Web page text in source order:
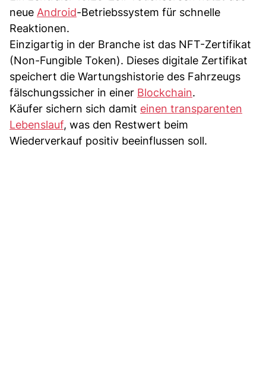
neue Android-Betriebssystem für schnelle
Reaktionen.
Einzigartig in der Branche ist das NFT-Zertifikat
(Non-Fungible Token). Dieses digitale Zertifikat
speichert die Wartungshistorie des Fahrzeugs
fälschungssicher in einer Blockchain.
Käufer sichern sich damit einen transparenten
Lebenslauf, was den Restwert beim
Wiederverkauf positiv beeinflussen soll.